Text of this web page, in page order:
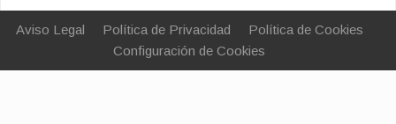
Aviso Legal Política de Privacidad
Política de Cookies
Configuración de Cookies